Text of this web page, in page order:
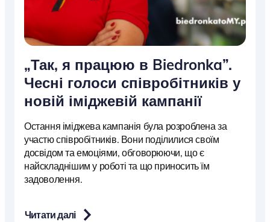
„Так, я працюю в Biedronka”.
Чесні голоси співробітників у
новій іміджевій кампанії
Остання іміджева кампанія була розроблена за
участю співробітників. Вони поділилися своїм
досвідом та емоціями, обговорюючи, що є
найскладнішим у роботі та що приносить їм
задоволення.
Читати далі